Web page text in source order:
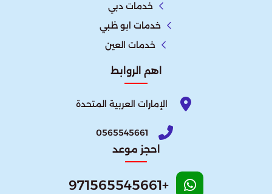
خدمات دبي
خدمات ابو ظبي
خدمات العين
اهم الروابط
الإمارات العربية المتحدة​
0565545661
احجز موعد
+971565545661